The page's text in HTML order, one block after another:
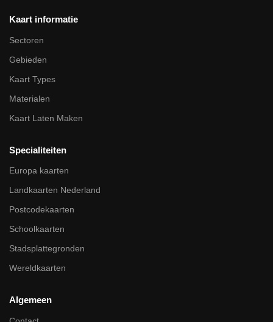
Kaart informatie
Sectoren
Gebieden
Kaart Types
Materialen
Kaart Laten Maken
Specialiteiten
Europa kaarten
Landkaarten Nederland
Postcodekaarten
Schoolkaarten
Stadsplattegronden
Wereldkaarten
Algemeen